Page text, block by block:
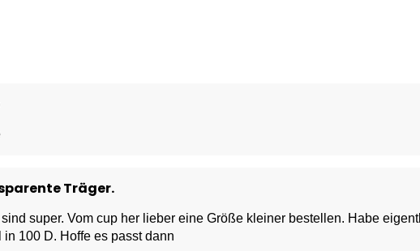
Träger.
super. Vom cup her lieber eine Größe kleiner bestellen. Habe
100 D. Hoffe es passt dann